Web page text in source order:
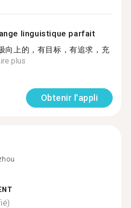
linguistique parfait
向上的，有目标，有追求，充
plus
Obtenir l'appli